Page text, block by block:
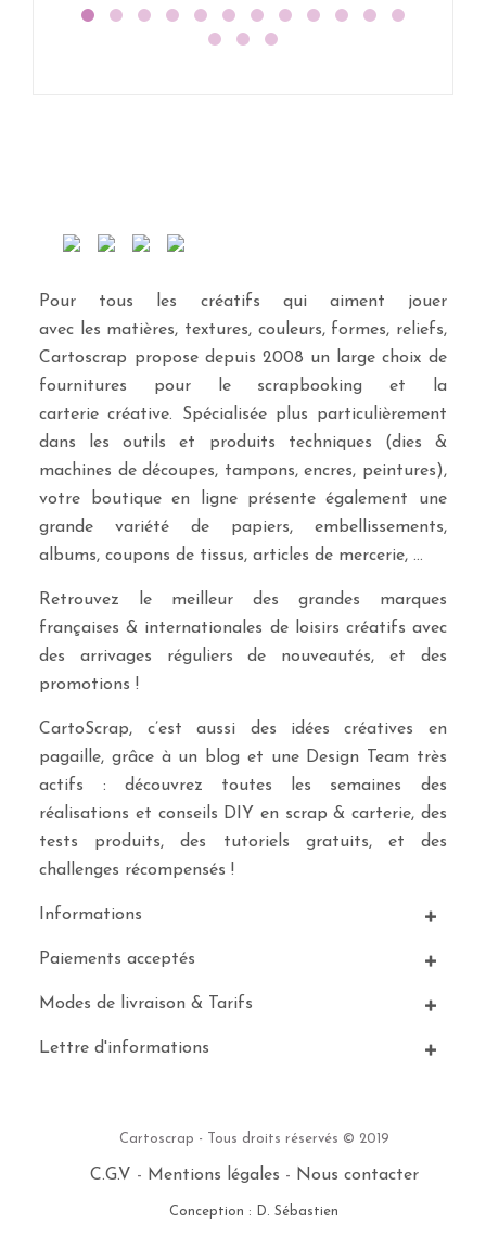
Pour tous les créatifs qui aiment jouer
avec les matières, textures, couleurs, formes, reliefs,
Cartoscrap propose depuis 2008 un large choix de
fournitures pour le scrapbooking et la
carterie créative. Spécialisée plus particulièrement
dans les outils et produits techniques (dies &
machines de découpes, tampons, encres, peintures),
votre boutique en ligne présente également une
grande variété de papiers, embellissements,
albums, coupons de tissus, articles de mercerie, …
Retrouvez le meilleur des grandes marques
françaises & internationales de loisirs créatifs avec
des arrivages réguliers de nouveautés, et des
promotions !
CartoScrap, c’est aussi des idées créatives en
pagaille, grâce à un blog et une Design Team très
actifs : découvrez toutes les semaines des
réalisations et conseils DIY en scrap & carterie, des
tests produits, des tutoriels gratuits, et des
challenges récompensés !
Informations
Paiements acceptés
Modes de livraison & Tarifs
Lettre d'informations
Cartoscrap - Tous droits réservés © 2019
C.G.V - Mentions légales - Nous contacter
Conception : D. Sébastien